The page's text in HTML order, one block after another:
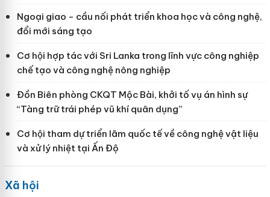
Ngoại giao - cầu nối phát triển khoa học và công nghệ,
đổi mới sáng tạo
Cơ hội hợp tác với Sri Lanka trong lĩnh vực công nghiệp
chế tạo và công nghệ nông nghiệp
Đồn Biên phòng CKQT Mộc Bài, khởi tố vụ án hình sự
“Tàng trữ trái phép vũ khí quân dụng”
Cơ hội tham dự triển lãm quốc tế về công nghệ vật liệu
và xử lý nhiệt tại Ấn Độ
Xã hội